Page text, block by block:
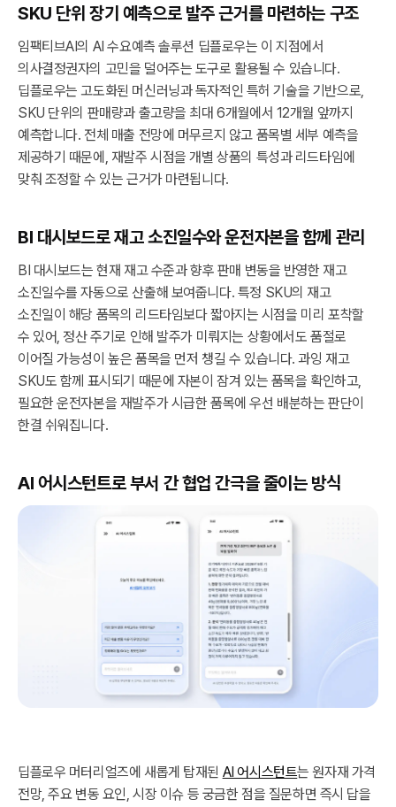
SKU 단위 장기 예측으로 발주 근거를 마련하는 구조
임팩티브AI의 AI 수요예측 솔루션 딥플로우는 이 지점에서
의사결정권자의 고민을 덜어주는 도구로 활용될 수 있습니다.
딥플로우는 고도화된 머신러닝과 독자적인 특허 기술을 기반으로,
SKU 단위의 판매량과 출고량을 최대 6개월에서 12개월 앞까지
예측합니다. 전체 매출 전망에 머무르지 않고 품목별 세부 예측을
제공하기 때문에, 재발주 시점을 개별 상품의 특성과 리드타임에
맞춰 조정할 수 있는 근거가 마련됩니다.
BI 대시보드로 재고 소진일수와 운전자본을 함께 관리
BI 대시보드는 현재 재고 수준과 향후 판매 변동을 반영한 재고
소진일수를 자동으로 산출해 보여줍니다. 특정 SKU의 재고
소진일이 해당 품목의 리드타임보다 짧아지는 시점을 미리 포착할
수 있어, 정산 주기로 인해 발주가 미뤄지는 상황에서도 품절로
이어질 가능성이 높은 품목을 먼저 챙길 수 있습니다. 과잉 재고
SKU도 함께 표시되기 때문에 자본이 잠겨 있는 품목을 확인하고,
필요한 운전자본을 재발주가 시급한 품목에 우선 배분하는 판단이
한결 쉬워집니다.
AI 어시스턴트로 부서 간 협업 간극을 줄이는 방식
딥플로우 머터리얼즈에 새롭게 탑재된 AI 어시스턴트는 원자재 가격
전망, 주요 변동 요인, 시장 이슈 등 궁금한 점을 질문하면 즉시 답을